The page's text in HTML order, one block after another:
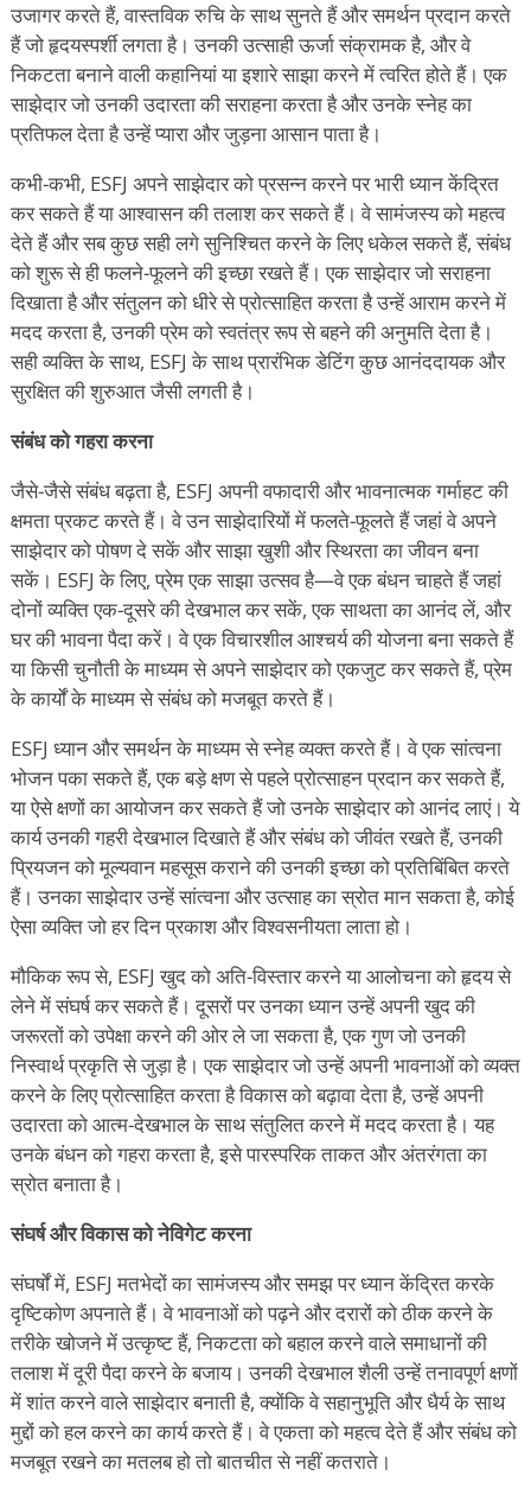
उजागर करते हैं, वास्तविक रुचि के साथ सुनते हैं और समर्थन प्रदान करते
हैं जो हृदयस्पर्शी लगता है। उनकी उत्साही ऊर्जा संक्रामक है, और वे
निकटता बनाने वाली कहानियां या इशारे साझा करने में त्वरित होते हैं। एक
साझेदार जो उनकी उदारता की सराहना करता है और उनके स्नेह का
प्रतिफल देता है उन्हें प्यारा और जुड़ना आसान पाता है।
कभी-कभी, ESFJ अपने साझेदार को प्रसन्न करने पर भारी ध्यान केंद्रित
कर सकते हैं या आश्वासन की तलाश कर सकते हैं। वे सामंजस्य को महत्व
देते हैं और सब कुछ सही लगे सुनिश्चित करने के लिए धकेल सकते हैं, संबंध
को शुरू से ही फलने-फूलने की इच्छा रखते हैं। एक साझेदार जो सराहना
दिखाता है और संतुलन को धीरे से प्रोत्साहित करता है उन्हें आराम करने में
मदद करता है, उनकी प्रेम को स्वतंत्र रूप से बहने की अनुमति देता है।
सही व्यक्ति के साथ, ESFJ के साथ प्रारंभिक डेटिंग कुछ आनंददायक और
सुरक्षित की शुरुआत जैसी लगती है।
संबंध को गहरा करना
जैसे-जैसे संबंध बढ़ता है, ESFJ अपनी वफादारी और भावनात्मक गर्माहट की
क्षमता प्रकट करते हैं। वे उन साझेदारियों में फलते-फूलते हैं जहां वे अपने
साझेदार को पोषण दे सकें और साझा खुशी और स्थिरता का जीवन बना
सकें। ESFJ के लिए, प्रेम एक साझा उत्सव है—वे एक बंधन चाहते हैं जहां
दोनों व्यक्ति एक-दूसरे की देखभाल कर सकें, एक साथता का आनंद लें, और
घर की भावना पैदा करें। वे एक विचारशील आश्चर्य की योजना बना सकते हैं
या किसी चुनौती के माध्यम से अपने साझेदार को एकजुट कर सकते हैं, प्रेम
के कार्यों के माध्यम से संबंध को मजबूत करते हैं।
ESFJ ध्यान और समर्थन के माध्यम से स्नेह व्यक्त करते हैं। वे एक सांत्वना
भोजन पका सकते हैं, एक बड़े क्षण से पहले प्रोत्साहन प्रदान कर सकते हैं,
या ऐसे क्षणों का आयोजन कर सकते हैं जो उनके साझेदार को आनंद लाएं। ये
कार्य उनकी गहरी देखभाल दिखाते हैं और संबंध को जीवंत रखते हैं, उनकी
प्रियजन को मूल्यवान महसूस कराने की उनकी इच्छा को प्रतिबिंबित करते
हैं। उनका साझेदार उन्हें सांत्वना और उत्साह का स्रोत मान सकता है, कोई
ऐसा व्यक्ति जो हर दिन प्रकाश और विश्वसनीयता लाता हो।
मौकिक रूप से, ESFJ खुद को अति-विस्तार करने या आलोचना को हृदय से
लेने में संघर्ष कर सकते हैं। दूसरों पर उनका ध्यान उन्हें अपनी खुद की
जरूरतों को उपेक्षा करने की ओर ले जा सकता है, एक गुण जो उनकी
निस्वार्थ प्रकृति से जुड़ा है। एक साझेदार जो उन्हें अपनी भावनाओं को व्यक्त
करने के लिए प्रोत्साहित करता है विकास को बढ़ावा देता है, उन्हें अपनी
उदारता को आत्म-देखभाल के साथ संतुलित करने में मदद करता है। यह
उनके बंधन को गहरा करता है, इसे पारस्परिक ताकत और अंतरंगता का
स्रोत बनाता है।
संघर्ष और विकास को नेविगेट करना
संघर्षों में, ESFJ मतभेदों का सामंजस्य और समझ पर ध्यान केंद्रित करके
दृष्टिकोण अपनाते हैं। वे भावनाओं को पढ़ने और दरारों को ठीक करने के
तरीके खोजने में उत्कृष्ट हैं, निकटता को बहाल करने वाले समाधानों की
तलाश में दूरी पैदा करने के बजाय। उनकी देखभाल शैली उन्हें तनावपूर्ण क्षणों
में शांत करने वाले साझेदार बनाती है, क्योंकि वे सहानुभूति और धैर्य के साथ
मुद्दों को हल करने का कार्य करते हैं। वे एकता को महत्व देते हैं और संबंध को
मजबूत रखने का मतलब हो तो बातचीत से नहीं कतराते।